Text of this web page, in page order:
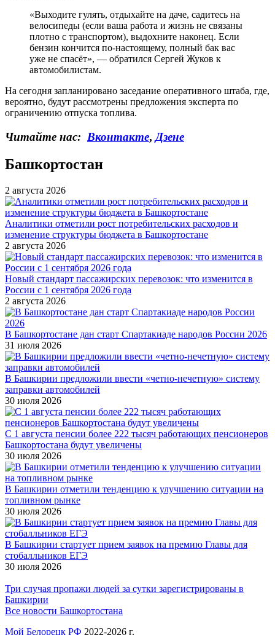
«Выходите гулять, отдыхайте на даче, садитесь на
велосипеды (если ваша работа и жизнь не связаны
плотно с транспортом), выдохните наконец. Если
бензин кончится по-настоящему, полный бак вас
уже не спасёт», — обратился Сергей Жуков к
автомобилистам.
На сегодня запланировано заседание оперативного штаба, где,
вероятно, будут рассмотрены предложения эксперта по
ограничению отпуска топлива.
Читайте нас: Вконтакте, Дзене
Башкортостан
2 августа 2026
Аналитики отметили рост потребительских расходов и
изменение структуры бюджета в Башкортостане
2 августа 2026
Новый стандарт пассажирских перевозок: что изменится в
России с 1 сентября 2026 года
2 августа 2026
В Башкортостане дан старт Спартакиаде народов России 2026
31 июля 2026
В Башкирии предложили ввести «четно-нечетную» систему
заправки автомобилей
30 июля 2026
С 1 августа пенсии более 222 тысяч работающих пенсионеров
Башкортостана будут увеличены
30 июля 2026
В Башкирии отметили тенденцию к улучшению ситуации на
топливном рынке
30 июля 2026
В Башкирии стартует прием заявок на премию Главы для
стобалльников ЕГЭ
30 июля 2026
Три случая пропажи людей за сутки зарегистрированы в
Башкирии
Все новости Башкортостана
Мой Белорецк РФ 2022-2026 г.